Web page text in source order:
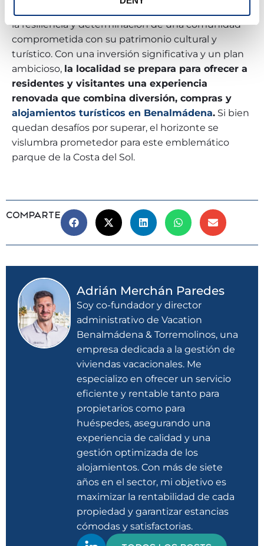
la resiliencia y determinación de una comunidad
comprometida con su patrimonio cultural y
turístico. Con una inversión significativa y un plan
ambicioso, la localidad se prepara para ofrecer a
residentes y visitantes una experiencia
renovada que combina diversión, compras y
alojamientos turísticos en Benalmádena. Si bien
quedan desafíos por superar, el horizonte se
vislumbra prometedor para este emblemático
parque de la Costa del Sol.
COMPARTE
Adrián Merchán Paredes
Soy co-fundador y director
administrativo de Vacation
Benalmádena & Torremolinos, una
empresa dedicada a la gestión de
viviendas vacacionales. Me
especializo en ofrecer un servicio
eficiente y rentable tanto para
propietarios como para
huéspedes, asegurando una
experiencia de calidad y una
gestión optimizada de los
alojamientos. Con más de siete
años en el sector, mi objetivo es
maximizar la rentabilidad de cada
propiedad y garantizar estancias
cómodas y satisfactorias.